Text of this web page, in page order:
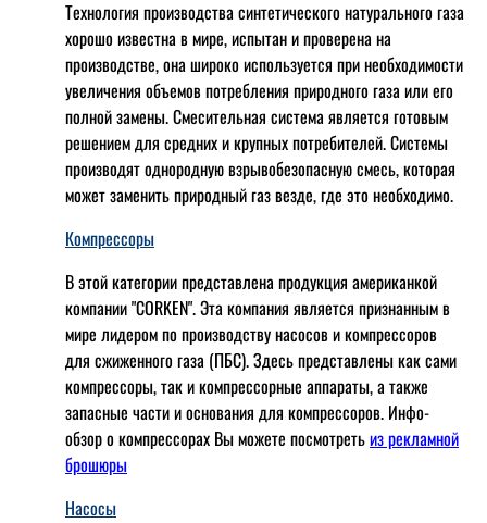
Технология производства синтетического натурального газа
хорошо известна в мире, испытан и проверена на
производстве, она широко используется при необходимости
увеличения объемов потребления природного газа или его
полной замены. Смесительная система является готовым
решением для средних и крупных потребителей. Системы
производят однородную взрывобезопасную смесь, которая
может заменить природный газ везде, где это необходимо.
Компрессоры
В этой категории представлена продукция американкой
компании "CORKEN". Эта компания является признанным в
мире лидером по производству насосов и компрессоров
для сжиженного газа (ПБС). Здесь представлены как сами
компрессоры, так и компрессорные аппараты, а также
запасные части и основания для компрессоров. Инфо-
обзор о компрессорах Вы можете посмотретьиз рекламной
брошюры
Насосы